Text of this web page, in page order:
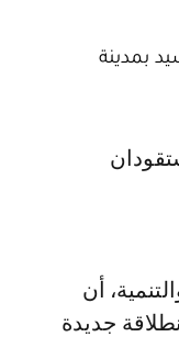
بمدينة
أن
جديدة